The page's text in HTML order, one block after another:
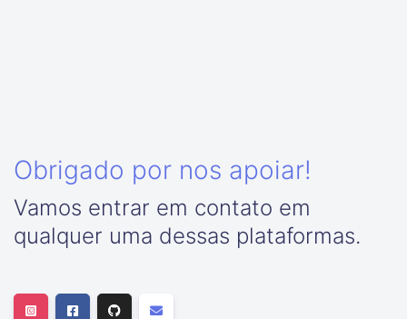
Obrigado por nos apoiar!
Vamos entrar em contato em
qualquer uma dessas plataformas.